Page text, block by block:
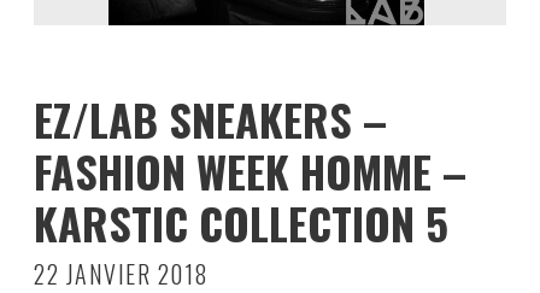
EZ/LAB SNEAKERS –
FASHION WEEK HOMME –
KARSTIC COLLECTION 5
22 JANVIER 2018